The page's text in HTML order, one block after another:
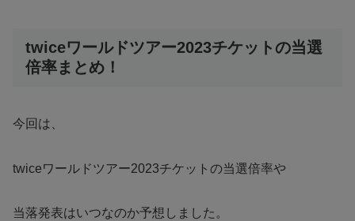
twiceワールドツアー2023チケットの当選
倍率まとめ！
今回は、
twiceワールドツアー2023チケットの当選倍率や
当落発表はいつなのか予想しました。